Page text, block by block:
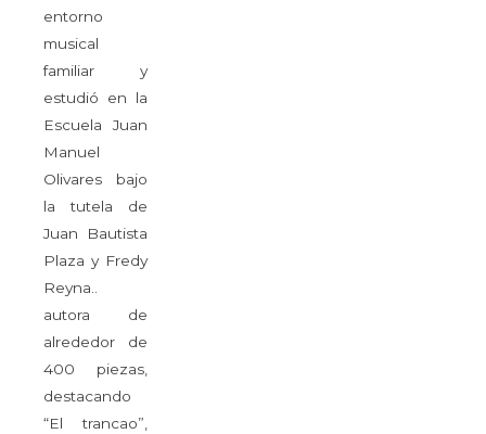
entorno
musical
familiar y
estudió en la
Escuela Juan
Manuel
Olivares bajo
la tutela de
Juan Bautista
Plaza y Fredy
Reyna..
autora de
alrededor de
400 piezas,
destacando
“El trancao”,